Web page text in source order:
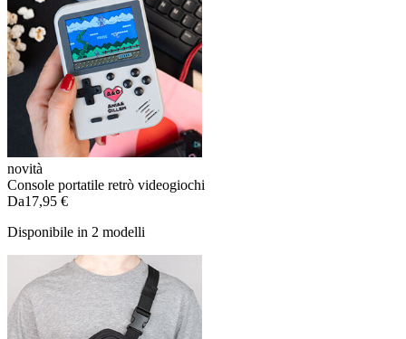
novità
Console portatile retrò videogiochi
Da17,95 €
Disponibile in 2 modelli